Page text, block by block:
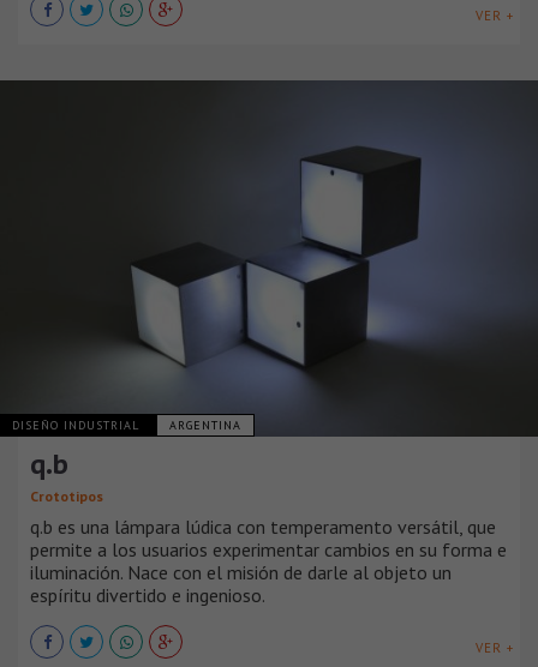
VER +
DISEÑO INDUSTRIAL ARGENTINA
q.b
Crototipos
q.b es una lámpara lúdica con temperamento versátil, que
permite a los usuarios experimentar cambios en su forma e
iluminación. Nace con el misión de darle al objeto un
espíritu divertido e ingenioso.
VER +